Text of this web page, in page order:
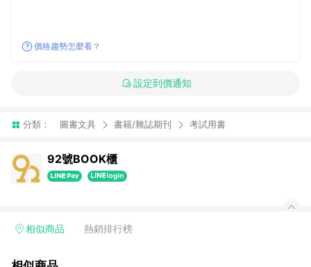
價格趨勢怎麼看？
設定到價通知
分類： 圖書文具 書籍/雜誌期刊 考試用書
92號BOOK櫃
相似商品 熱銷排行榜